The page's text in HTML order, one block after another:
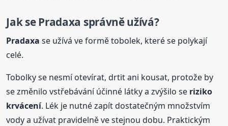
Jak sePradaxa správně užívá?
Pradaxa se užívá ve formě tobolek, které se polykají
celé.
Tobolky se nesmí otevírat, drtit ani kousat, protože by
se změnilo vstřebávání účinné látky a zvýšilo se riziko
krvácení. Lék je nutné zapít dostatečným množstvím
vody a užívat pravidelně ve stejnou dobu. Praktickým